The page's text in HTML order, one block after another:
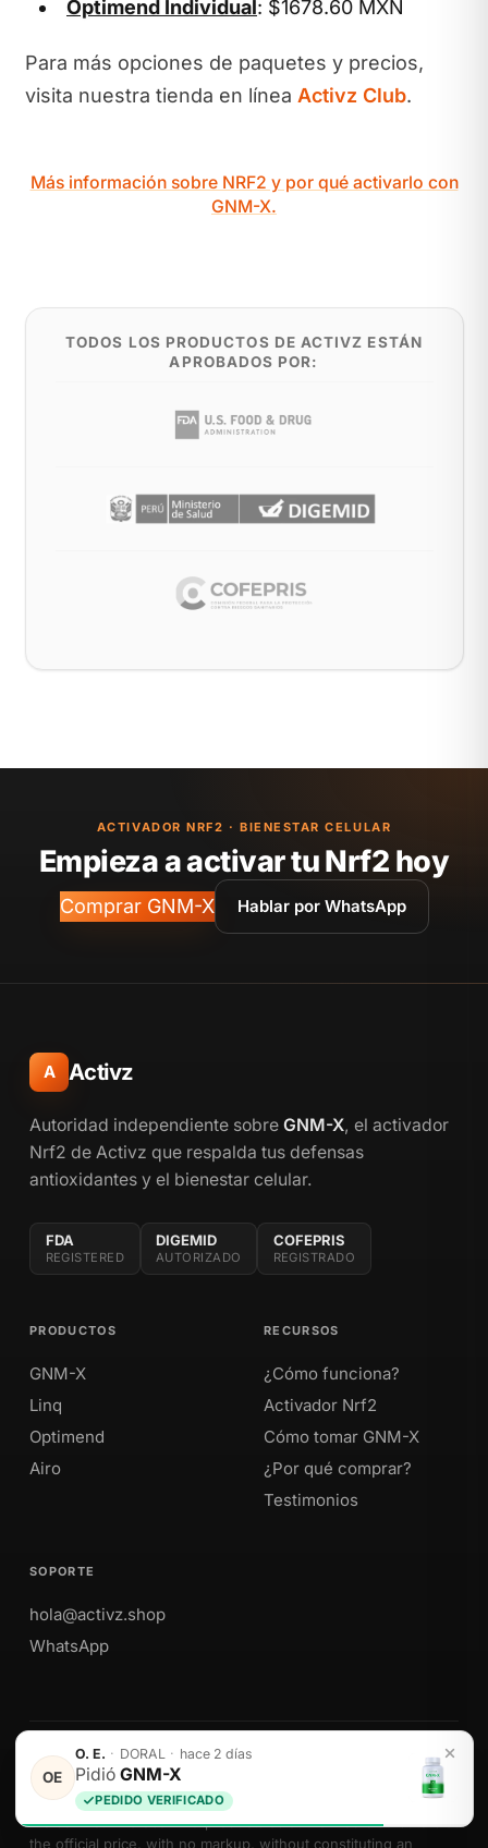
Optimend Individual: $1678.60 MXN
Para más opciones de paquetes y precios,
visita nuestra tienda en línea Activz Club.
Más información sobre NRF2 y por qué activarlo con
GNM-X.
OE
O. E. · DORAL · hace 2 días
Pidió GNM-X
PEDIDO VERIFICADO
TODOS LOS PRODUCTOS DE ACTIVZ ESTÁN
APROBADOS POR:
ACTIVADOR NRF2 · BIENESTAR CELULAR
Empieza a activar tu Nrf2 hoy
Comprar GNM-X Hablar por WhatsApp
A Activz
Autoridad independiente sobre GNM-X, el activador
Nrf2 de Activz que respalda tus defensas
antioxidantes y el bienestar celular.
FDA
REGISTERED
DIGEMID
AUTORIZADO
COFEPRIS
REGISTRADO
PRODUCTOS
GNM-X
Linq
Optimend
Airo
RECURSOS
¿Cómo funciona?
Activador Nrf2
Cómo tomar GNM-X
¿Por qué comprar?
Testimonios
SOPORTE
hola@activz.shop
WhatsApp
Envíos a Perú · México · EE. UU. · Colombia · Ecuador
We sell Activz Global LLC products as authorized distributors at
the official price, with no markup, without constituting an